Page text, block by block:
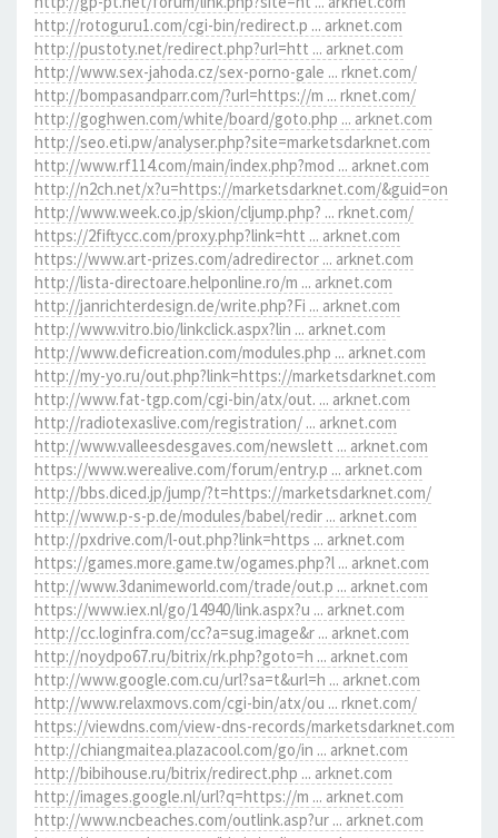
http://rotoguru1.com/cgi-bin/redirect.p ... arknet.com
http://pustoty.net/redirect.php?url=htt ... arknet.com
http://www.sex-jahoda.cz/sex-porno-gale ... rknet.com/
http://bompasandparr.com/?url=https://m ... rknet.com/
http://goghwen.com/white/board/goto.php ... arknet.com
http://seo.eti.pw/analyser.php?site=marketsdarknet.com
http://www.rf114.com/main/index.php?mod ... arknet.com
http://n2ch.net/x?u=https://marketsdarknet.com/&guid=on
http://www.week.co.jp/skion/cljump.php? ... rknet.com/
https://2fiftycc.com/proxy.php?link=htt ... arknet.com
https://www.art-prizes.com/adredirector ... arknet.com
http://lista-directoare.helponline.ro/m ... arknet.com
http://janrichterdesign.de/write.php?Fi ... arknet.com
http://www.vitro.bio/linkclick.aspx?lin ... arknet.com
http://www.deficreation.com/modules.php ... arknet.com
http://my-yo.ru/out.php?link=https://marketsdarknet.com
http://www.fat-tgp.com/cgi-bin/atx/out. ... arknet.com
http://radiotexaslive.com/registration/ ... arknet.com
http://www.valleesdesgaves.com/newslett ... arknet.com
https://www.werealive.com/forum/entry.p ... arknet.com
http://bbs.diced.jp/jump/?t=https://marketsdarknet.com/
http://www.p-s-p.de/modules/babel/redir ... arknet.com
http://pxdrive.com/l-out.php?link=https ... arknet.com
https://games.more.game.tw/ogames.php?l ... arknet.com
http://www.3danimeworld.com/trade/out.p ... arknet.com
https://www.iex.nl/go/14940/link.aspx?u ... arknet.com
http://cc.loginfra.com/cc?a=sug.image&r ... arknet.com
http://noydpo67.ru/bitrix/rk.php?goto=h ... arknet.com
http://www.google.com.cu/url?sa=t&url=h ... arknet.com
http://www.relaxmovs.com/cgi-bin/atx/ou ... rknet.com/
https://viewdns.com/view-dns-records/marketsdarknet.com
http://chiangmaitea.plazacool.com/go/in ... arknet.com
http://bibihouse.ru/bitrix/redirect.php ... arknet.com
http://images.google.nl/url?q=https://m ... arknet.com
http://www.ncbeaches.com/outlink.asp?ur ... arknet.com